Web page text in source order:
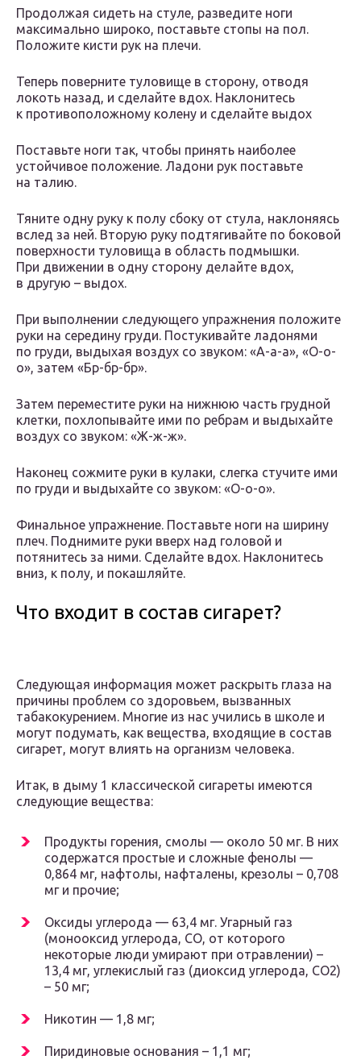
Продолжая сидеть на стуле, разведите ноги
максимально широко, поставьте стопы на пол.
Положите кисти рук на плечи.
Теперь поверните туловище в сторону, отводя
локоть назад, и сделайте вдох. Наклонитесь
к противоположному колену и сделайте выдох
Поставьте ноги так, чтобы принять наиболее
устойчивое положение. Ладони рук поставьте
на талию.
Тяните одну руку к полу сбоку от стула, наклоняясь
вслед за ней. Вторую руку подтягивайте по боковой
поверхности туловища в область подмышки.
При движении в одну сторону делайте вдох,
в другую – выдох.
При выполнении следующего упражнения положите
руки на середину груди. Постукивайте ладонями
по груди, выдыхая воздух со звуком: «А-а-а», «О-о-
о», затем «Бр-бр-бр».
Затем переместите руки на нижнюю часть грудной
клетки, похлопывайте ими по ребрам и выдыхайте
воздух со звуком: «Ж-ж-ж».
Наконец сожмите руки в кулаки, слегка стучите ими
по груди и выдыхайте со звуком: «О-о-о».
Финальное упражнение. Поставьте ноги на ширину
плеч. Поднимите руки вверх над головой и
потянитесь за ними. Сделайте вдох. Наклонитесь
вниз, к полу, и покашляйте.
Что входит в состав сигарет?
Следующая информация может раскрыть глаза на
причины проблем со здоровьем, вызванных
табакокурением. Многие из нас учились в школе и
могут подумать, как вещества, входящие в состав
сигарет, могут влиять на организм человека.
Итак, в дыму 1 классической сигареты имеются
следующие вещества:
Продукты горения, смолы — около 50 мг. В них
содержатся простые и сложные фенолы —
0,864 мг, нафтолы, нафталены, крезолы – 0,708
мг и прочие;
Оксиды углерода — 63,4 мг. Угарный газ
(монооксид углерода, СО, от которого
некоторые люди умирают при отравлении) –
13,4 мг, углекислый газ (диоксид углерода, СО2)
– 50 мг;
Никотин — 1,8 мг;
Пиридиновые основания – 1,1 мг;